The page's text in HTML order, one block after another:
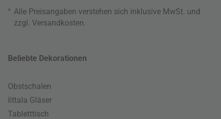
* Alle Preisangaben verstehen sich inklusive MwSt. und
zzgl. Versandkosten
Beliebte Dekorationen
Obstschalen
Iittala Gläser
Tabletttisch